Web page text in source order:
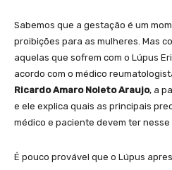
Sabemos que a gestação é um
proibições para as mulheres. Mas
aquelas que sofrem com o Lúpus
acordo com o médico
Ricardo Amaro Noleto Araujo, a
e ele explica quais as principais
médico e paciente devem ter nesse
É pouco provável que o Lúpus